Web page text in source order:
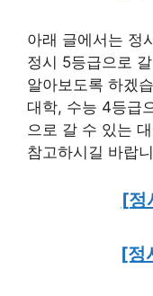
아래 글에서는 정
정시 5등급으로
알아보도록 하겠
대학, 수능 4등급
으로 갈 수 있는
참고하시길 바랍
[정
[정